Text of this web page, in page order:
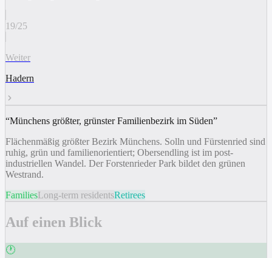
19/25
Weiter
Hadern
“Münchens größter, grünster Familienbezirk im Süden”
Flächenmäßig größter Bezirk Münchens. Solln und Fürstenried sind
ruhig, grün und familienorientiert; Obersendling ist im post-
industriellen Wandel. Der Forstenrieder Park bildet den grünen
Westrand.
FamiliesLong-term residentsRetirees
Auf einen Blick
🕐